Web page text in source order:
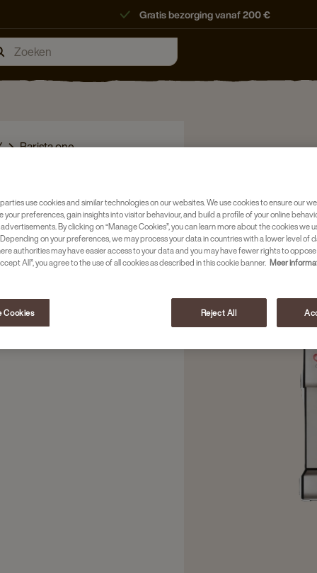
Gratis bezorging vanaf 200 €
Barista one
use cookies and similar technologies on our websites. We use cookies to ensure our
your preferences, gain insights into visitor behaviour, and build a profile of your online
By clicking on “Manage Cookies”, you can learn more about the cookies we
on your preferences, we may process your data in countries with a lower level of
authorities may have easier access to your data and you may have fewer rights to
All”, you agree to the use of all cookies as described in this cookie banner. Meer
Cookies Reject All